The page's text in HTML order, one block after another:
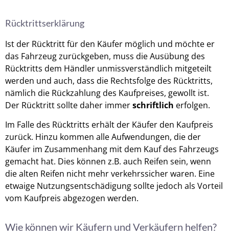
Rücktrittserklärung
Ist der Rücktritt für den Käufer möglich und möchte er
das Fahrzeug zurückgeben, muss die Ausübung des
Rücktritts dem Händler unmissverständlich mitgeteilt
werden und auch, dass die Rechtsfolge des Rücktritts,
nämlich die Rückzahlung des Kaufpreises, gewollt ist.
Der Rücktritt sollte daher immerschriftlich erfolgen.
Im Falle des Rücktritts erhält der Käufer den Kaufpreis
zurück. Hinzu kommen alle Aufwendungen, die der
Käufer im Zusammenhang mit dem Kauf des Fahrzeugs
gemacht hat. Dies können z.B. auch Reifen sein, wenn
die alten Reifen nicht mehr verkehrssicher waren. Eine
etwaige Nutzungsentschädigung sollte jedoch als Vorteil
vom Kaufpreis abgezogen werden.
Wie können wir Käufern und Verkäufern helfen?